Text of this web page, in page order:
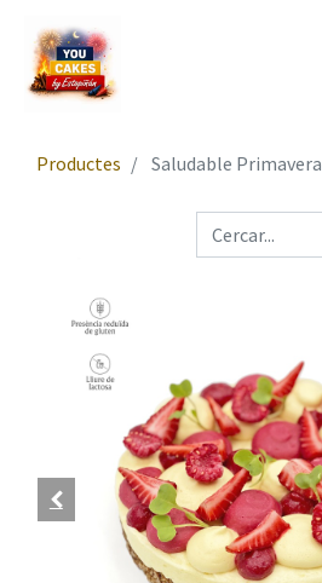
Productes Saludable Primavera